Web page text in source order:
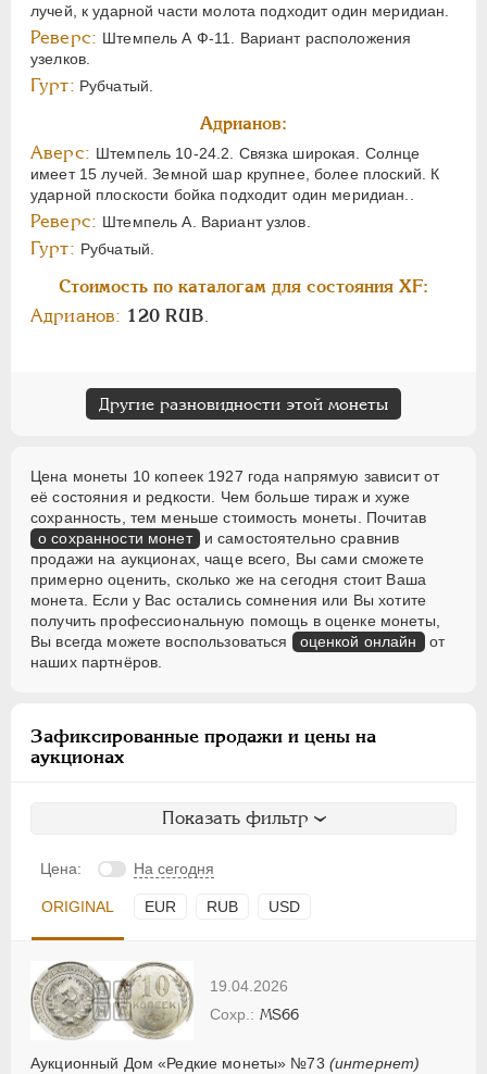
лучей, к ударной части молота подходит один меридиан.
Реверс: Штемпель А Ф-11. Вариант расположения
узелков.
Гурт: Рубчатый.
Адрианов:
Аверс: Штемпель 10-24.2. Связка широкая. Солнце
имеет 15 лучей. Земной шар крупнее, более плоский. К
ударной плоскости бойка подходит один меридиан..
Реверс: Штемпель А. Вариант узлов.
Гурт: Рубчатый.
Стоимость по каталогам для состояния XF:
Адрианов: 120 RUB
Другие разновидности этой монеты
Цена монеты 10 копеек 1927 года напрямую зависит от
её состояния и редкости. Чем больше тираж и хуже
сохранность, тем меньше стоимость монеты. Почитав
о сохранности монет и самостоятельно сравнив
продажи на аукционах, чаще всего, Вы сами сможете
примерно оценить, сколько же на сегодня стоит Ваша
монета. Если у Вас остались сомнения или Вы хотите
получить профессиональную помощь в оценке монеты,
Вы всегда можете воспользоваться
оценкой онлайн от
наших партнёров.
Зафиксированные продажи и цены на
аукционах
Показать фильтр
Цена: На сегодня
ORIGINAL EUR RUB USD
19.04.2026
Аукционный Дом «Редкие монеты» №73 (интернет)
MS66